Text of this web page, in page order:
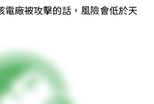
電廠被攻擊的話，風險會低於天